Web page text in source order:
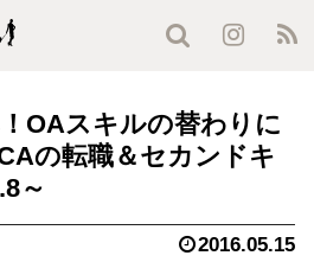
OAスキルの替わりに
の転職＆セカンドキ
～
2016.05.15